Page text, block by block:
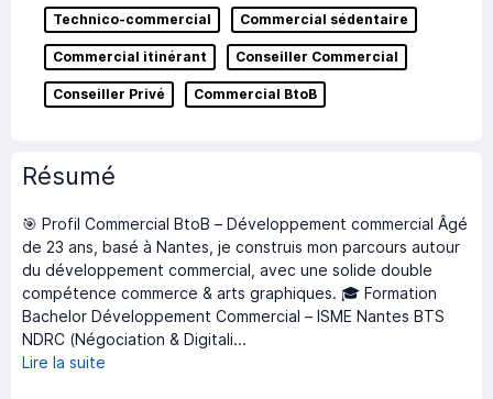
Technico-commercial Commercial sédentaire
Commercial itinérant Conseiller Commercial
Conseiller Privé Commercial BtoB
Résumé
🎯 Profil Commercial BtoB – Développement commercial Âgé
de 23 ans, basé à Nantes, je construis mon parcours autour
du développement commercial, avec une solide double
compétence commerce & arts graphiques. 🎓 Formation
Bachelor Développement Commercial – ISME Nantes BTS
NDRC (Négociation & Digitali...
Lire la suite